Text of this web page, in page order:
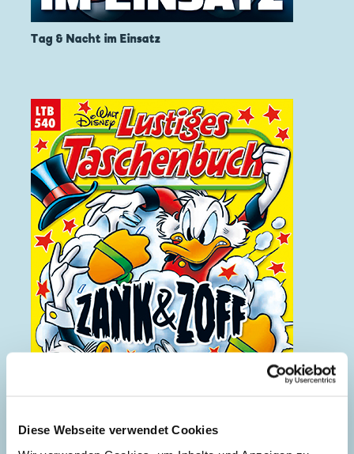
Diese Webseite verwendet Cookies
Tag & Nacht im Einsatz